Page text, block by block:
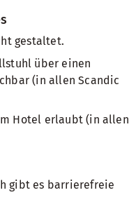
gestaltet.
über einen
(in allen Scandic
Hotel erlaubt (in allen
gibt es barrierefreie